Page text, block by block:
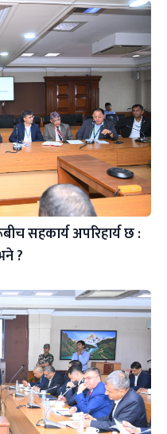
सहकार्य अपरिहार्य छ :
?